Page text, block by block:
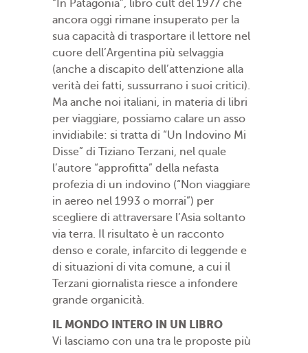
“In Patagonia”, libro cult del 1977 che
ancora oggi rimane insuperato per la
sua capacità di trasportare il lettore nel
cuore dell’Argentina più selvaggia
(anche a discapito dell’attenzione alla
verità dei fatti, sussurrano i suoi critici).
Ma anche noi italiani, in materia di libri
per viaggiare, possiamo calare un asso
invidiabile: si tratta di “Un Indovino Mi
Disse” di Tiziano Terzani, nel quale
l’autore “approfitta” della nefasta
profezia di un indovino (“Non viaggiare
in aereo nel 1993 o morrai”) per
scegliere di attraversare l’Asia soltanto
via terra. Il risultato è un racconto
denso e corale, infarcito di leggende e
di situazioni di vita comune, a cui il
Terzani giornalista riesce a infondere
grande organicità.
IL MONDO INTERO IN UN LIBRO
Vi lasciamo con una tra le proposte più